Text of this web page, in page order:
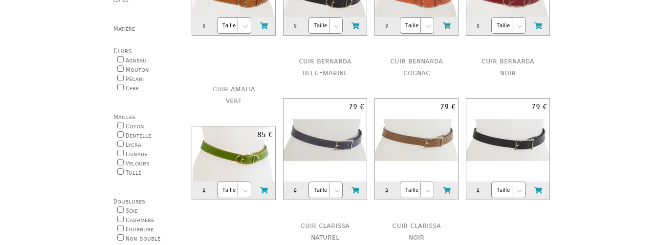
Matière
Cuirs
Agneau
Mouton
Pécari
Cerf
Mailles
Coton
Dentelle
Lycra
Lainage
Velours
Tulle
Doublures
Soie
Cashmere
Fourrure
Non doublé
♀ ♀ ♀ ♀
cuir amalia
vert
85 €
♀
cuir bernarda
bleu-marine
79 €
♀
cuir bernarda
cognac
79 €
♀
cuir bernarda
noir
79 €
♀
cuir clarissa
naturel
cuir clarissa
noir